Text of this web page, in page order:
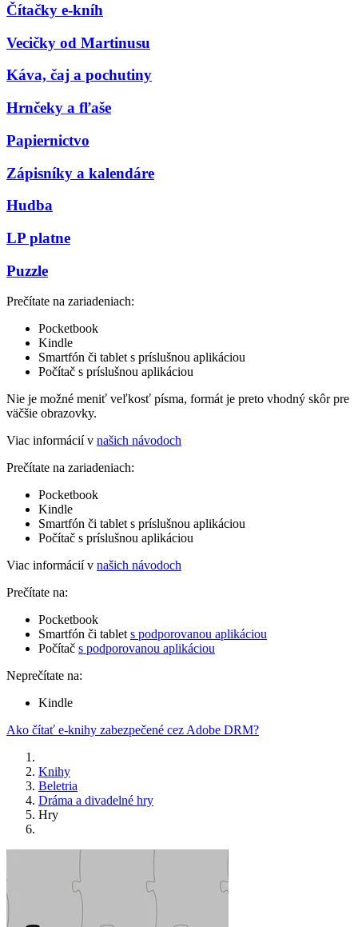
Čítačky e-kníh
Vecičky od Martinusu
Káva, čaj a pochutiny
Hrnčeky a fľaše
Papiernictvo
Zápisníky a kalendáre
Hudba
LP platne
Puzzle
Prečítate na zariadeniach:
Pocketbook
Kindle
Smartfón či tablet s príslušnou aplikáciou
Počítač s príslušnou aplikáciou
Nie je možné meniť veľkosť písma, formát je preto vhodný skôr pre
väčšie obrazovky.
Viac informácií v našich návodoch
Prečítate na zariadeniach:
Pocketbook
Kindle
Smartfón či tablet s príslušnou aplikáciou
Počítač s príslušnou aplikáciou
Viac informácií v našich návodoch
Prečítate na:
Pocketbook
Smartfón či tablet s podporovanou aplikáciou
Počítač s podporovanou aplikáciou
Neprečítate na:
Kindle
Ako čítať e-knihy zabezpečené cez Adobe DRM?
Knihy
Beletria
Dráma a divadelné hry
Hry